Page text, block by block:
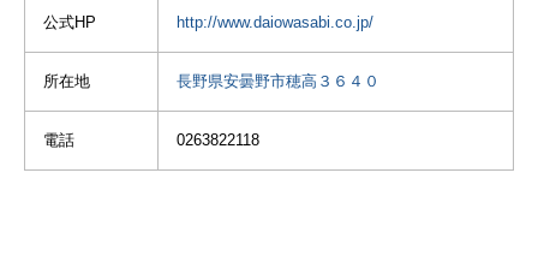
#asi_es_greenworld
#gw_green
#favorite_allgreen_August24
#total_mygreen
#universal_umbrellas
田植えが済んだ田んぼがキ
レイだった。
中央アルプスも安曇野から
思ったって💦
物がありすぎて
お漬物系、ご飯に混ぜる
#japan_daytime_view
#japantravelphoto
#mst_photo #ファインダー
公式HP http://www.daiowasabi.co.jp/
所在地 長野県安曇野市穂高３６４０
電話 0263822118